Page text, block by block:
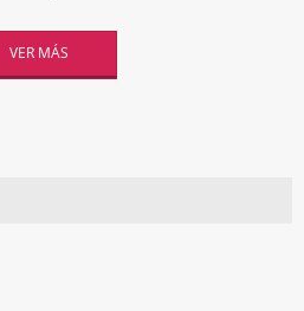
VER MÁS